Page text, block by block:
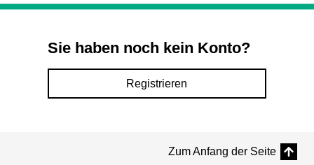
Sie haben noch kein Konto?
Registrieren
Zum Anfang der Seite